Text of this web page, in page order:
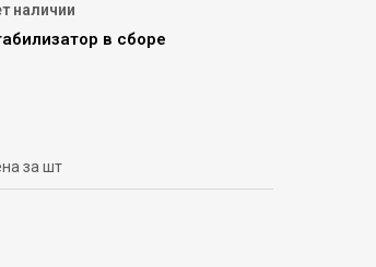
наличии
в сборе
за шт